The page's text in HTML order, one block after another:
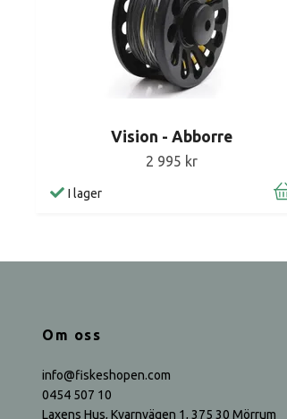
Vision - Abborre
2 995 kr
I lager
Om oss
info@fiskeshopen.com
0454 507 10
Laxens Hus, Kvarnvägen 1, 375 30 Mörrum